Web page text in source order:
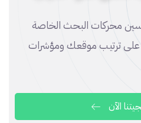
محركات البحث الخاصة
على ترتيب موقعك ومؤشرات
الآن